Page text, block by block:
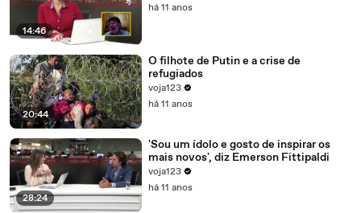
14:46
há 11 anos
20:44
O filhote de Putin e a crise de
refugiados
voja123
há 11 anos
28:24
'Sou um ídolo e gosto de inspirar os
mais novos', diz Emerson Fittipaldi
voja123
há 11 anos